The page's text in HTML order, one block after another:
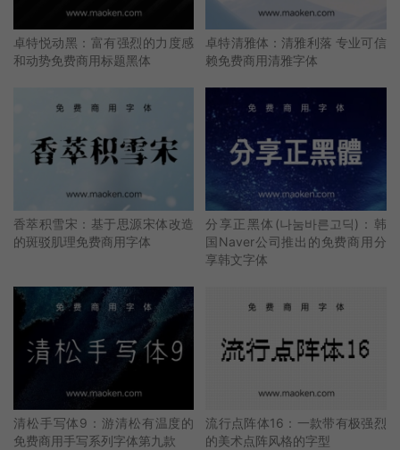
卓特悦动黑：富有强烈的力度感
和动势免费商用标题黑体
卓特清雅体：清雅利落 专业可信
赖免费商用清雅字体
香萃积雪宋：基于思源宋体改造
的斑驳肌理免费商用字体
分享正黑体(나눔바른고딕)：韩
国Naver公司推出的免费商用分
享韩文字体
清松手写体9：游清松有温度的
免费商用手写系列字体第九款
流行点阵体16：一款带有极强烈
的美术点阵风格的字型